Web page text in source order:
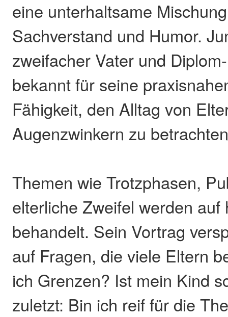
eine unterhaltsame
Sachverstand und Humor.
zweifacher Vater und
bekannt für seine
Fähigkeit, den Alltag von
Augenzwinkern zu
Themen wie Trotzphasen,
elterliche Zweifel werden
behandelt. Sein Vortrag
auf Fragen, die viele Eltern
ich Grenzen? Ist mein Kind
zuletzt: Bin ich reif für die